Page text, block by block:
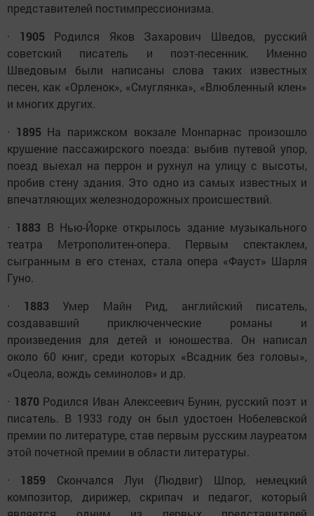
представителей постимпрессионизма.
· 1905 Родился Яков Захарович Шведов, русский
советский писатель и поэт-песенник. Именно
Шведовым были написаны слова таких известных
песен, как «Орленок», «Смуглянка», «Влюбленный клен»
и многих других.
· 1895 На парижском вокзале Монпарнас произошло
крушение пассажирского поезда: выбив путевой упор,
поезд выехал на перрон и рухнул на улицу с высоты,
пробив стену здания. Это одно из самых известных и
впечатляющих железнодорожных происшествий.
· 1883 В Нью-Йорке открылось здание музыкального
театра Метрополитен-опера. Первым спектаклем,
сыгранным в его стенах, стала опера «Фауст» Шарля
Гуно.
· 1883 Умер Майн Рид, английский писатель,
создававший приключенческие романы и
произведения для детей и юношества. Он написал
около 60 книг, среди которых «Всадник без головы»,
«Оцеола, вождь семинолов» и др.
· 1870Родился Иван Алексеевич Бунин, русский поэт и
писатель. В 1933 году он был удостоен Нобелевской
премии по литературе, став первым русским лауреатом
этой почетной премии в области литературы.
· 1859 Скончался Луи (Людвиг) Шпор, немецкий
композитор, дирижер, скрипач и педагог, который